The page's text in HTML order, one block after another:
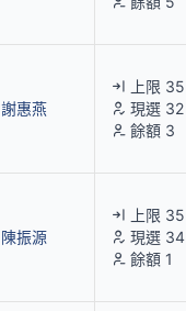
謝惠燕
上限 35
現選 32
餘額 3
陳振源
上限 35
現選 34
餘額 1